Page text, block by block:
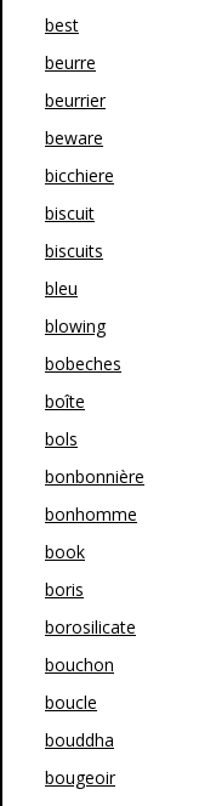
best
beurre
beurrier
beware
bicchiere
biscuit
biscuits
bleu
blowing
bobeches
boîte
bols
bonbonnière
bonhomme
book
boris
borosilicate
bouchon
boucle
bouddha
bougeoir